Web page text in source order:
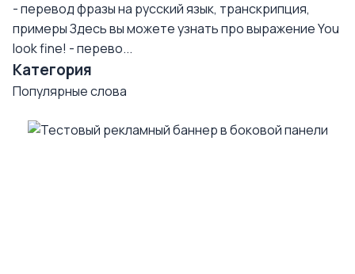
- перевод фразы на русский язык, транскрипция,
примерыЗдесь вы можете узнать про выражение You
look fine! - перево...
Категория
Популярные слова